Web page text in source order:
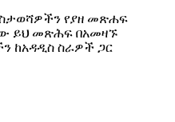
የያዘ መጽሐፍ
ይህ መጽሕፍ በአመዛኙ
ከአዳዲስ ስራዎች ጋር